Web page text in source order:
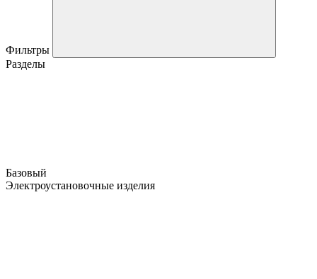
Фильтры
Разделы
Базовый
Электроустановочные изделия